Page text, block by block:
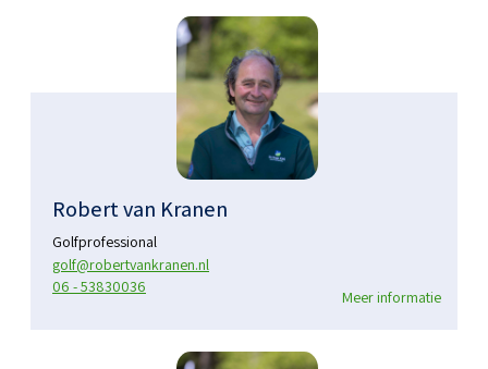
Robert van Kranen
Golfprofessional
golf@robertvankranen.nl
06 - 53830036
Meer informatie